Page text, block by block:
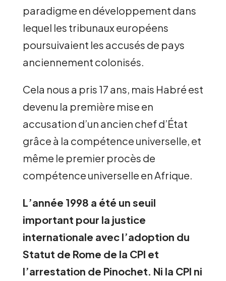
paradigme en développement dans
lequel les tribunaux européens
poursuivaient les accusés de pays
anciennement colonisés.
Cela nous a pris 17 ans, mais Habré est
devenu la première mise en
accusation d’un ancien chef d’État
grâce à la compétence universelle, et
même le premier procès de
compétence universelle en Afrique.
L’année 1998 a été un seuil
important pour la justice
internationale avec l’adoption du
Statut de Rome de la CPI et
l’arrestation de Pinochet. Ni la CPI ni